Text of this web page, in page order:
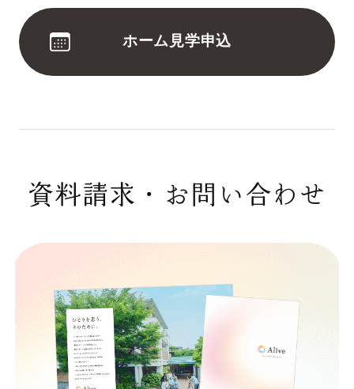
ホーム見学申込
資料請求・お問い合わせ